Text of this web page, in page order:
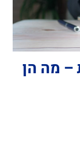
– מה הן